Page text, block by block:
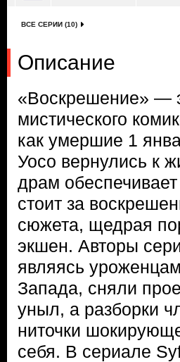
ВСЕ СЕРИИ (10)
Описание
«Воскрешение» —
мистического
как умершие 1
Уосо вернулись к
драм
стоит за
сюжета, щедрая
экшен. Авторы
являясь
Запада, сняли
уныл, а разборки
ниточки
себя. В сериале